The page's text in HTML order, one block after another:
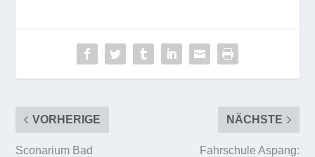
VORHERIGE
Sconarium Bad
NÄCHSTE
Fahrschule Aspang: